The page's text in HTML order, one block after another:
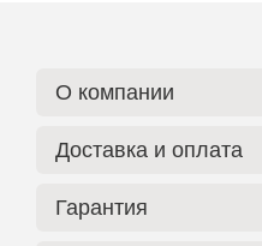
О компании
Доставка и оплата
Гарантия